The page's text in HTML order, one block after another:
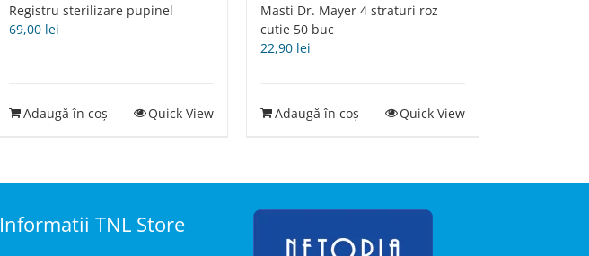
Registru sterilizare pupinel
69,00 lei
Adaugă în coș Quick View
Masti Dr. Mayer 4 straturi roz
cutie 50 buc
22,90 lei
Adaugă în coș Quick View
Informatii TNL Store